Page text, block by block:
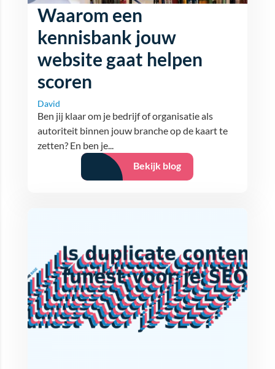
Waarom een
kennisbank jouw
website gaat helpen
scoren
David
Ben jij klaar om je bedrijf of organisatie als
autoriteit binnen jouw branche op de kaart te
zetten? En ben je...
Bekijk blog